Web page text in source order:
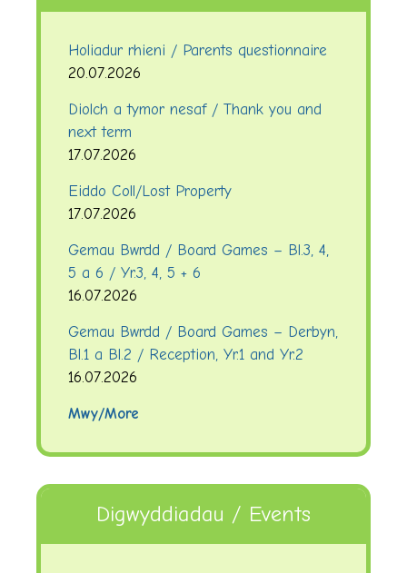
Holiadur rhieni / Parents questionnaire
20.07.2026
Diolch a tymor nesaf / Thank you and
next term
17.07.2026
Eiddo Coll/Lost Property
17.07.2026
Gemau Bwrdd / Board Games – Bl.3, 4,
5 a 6 / Yr.3, 4, 5 + 6
16.07.2026
Gemau Bwrdd / Board Games – Derbyn,
Bl.1 a Bl.2 / Reception, Yr.1 and Yr.2
16.07.2026
Mwy/More
Digwyddiadau / Events